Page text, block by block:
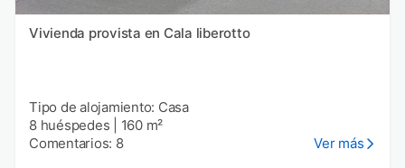
Vivienda provista en Cala liberotto
Tipo de alojamiento: Casa
8 huéspedes
160 m²
Comentarios: 8
Ver más